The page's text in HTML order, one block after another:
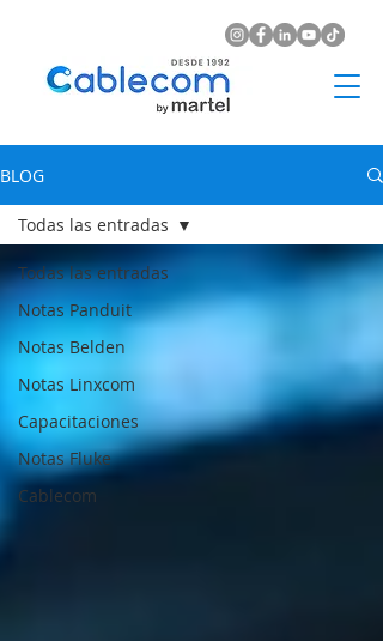
BLOG
Todas las entradas
Notas Panduit
Notas Belden
Notas Linxcom
Capacitaciones
Notas Fluke
Cablecom
Todas las entradas